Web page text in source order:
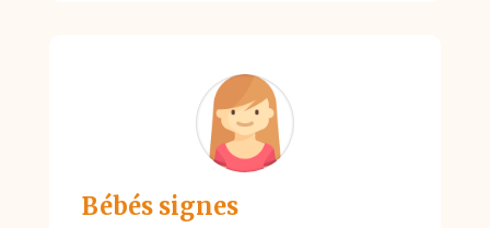
Bébés signes